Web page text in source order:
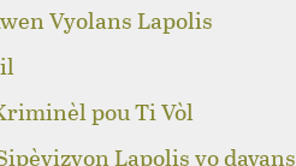
Vyolans Lapolis
pou Ti Vòl
Lapolis yo davans